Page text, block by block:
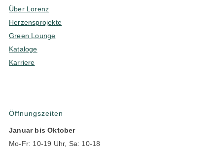
Über Lorenz
Herzensprojekte
Green Lounge
Kataloge
Karriere
Öffnungszeiten
Januar bis Oktober
Mo-Fr: 10-19 Uhr, Sa: 10-18